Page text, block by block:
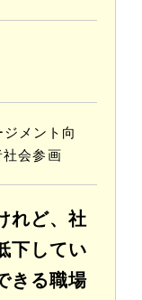
メント向
社会参画
れど、社
下してい
きる職場